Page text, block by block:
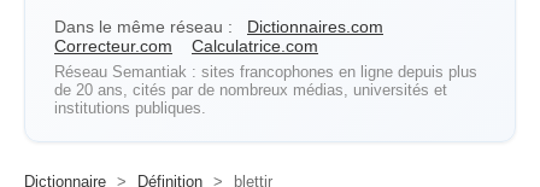
Dans le même réseau :
Dictionnaires.com
Correcteur.com
Calculatrice.com
Réseau Semantiak : sites francophones en ligne depuis plus
de 20 ans, cités par de nombreux médias, universités et
institutions publiques.
Dictionnaire > Définition > blettir